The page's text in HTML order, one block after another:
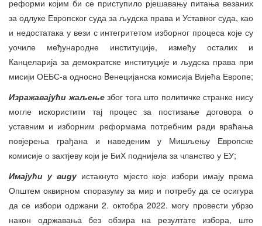
реформи којим би се приступило рјешавању питања везаних
за одлуке Европског суда за људска права и Уставног суда, као
и недостатака у вези с интегритетом изборног процеса које су
уочиле међународне институције, између осталих и
Канцеларија за демократске институције и људска права при
мисији ОЕБС-а односно Bенецијанска комисија Вијећа Европе;
Изражавајући жаљењезбог тога што политичке странке нису
могле искористити тај процес за постизање договора о
уставним и изборним реформама потребним ради враћања
повјерења грађана и наведеним у Мишљењу Европске
комисије о захтјеву који је БиХ поднијела за чланство у ЕУ;
Имајући у виду истакнуто мјесто које избори имају према
Општем оквирном споразуму за мир и потребу да се осигура
да се избори одржани 2. октобра 2022. могу провести убрзо
након одржавања без обзира на резултате избора, што